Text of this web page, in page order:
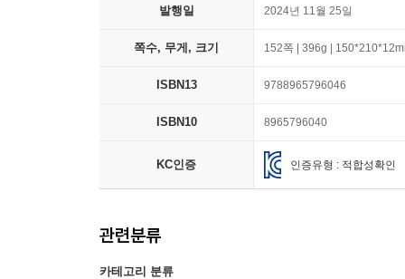
발행일 2024년 11월 25일
쪽수, 무게, 크기 152쪽 | 396g |
ISBN13 9788965796046
ISBN10 8965796040
KC인증 인증유형 : 적합성확인
관련분류
카테고리 분류